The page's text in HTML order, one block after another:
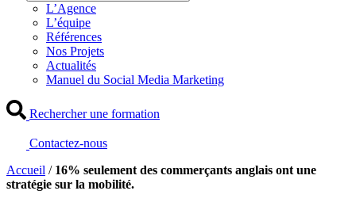
L’Agence
L’équipe
Références
Nos Projets
Actualités
Manuel du Social Media Marketing
Rechercher une formation
Contactez-nous
Accueil / 16% seulement des commerçants anglais ont une
stratégie sur la mobilité.